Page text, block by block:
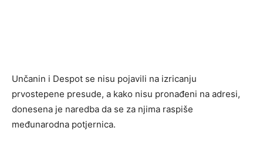
Unčanin i Despot se nisu pojavili na izricanju
prvostepene presude, a kako nisu pronađeni na adresi,
donesena je naredba da se za njima raspiše
međunarodna potjernica.